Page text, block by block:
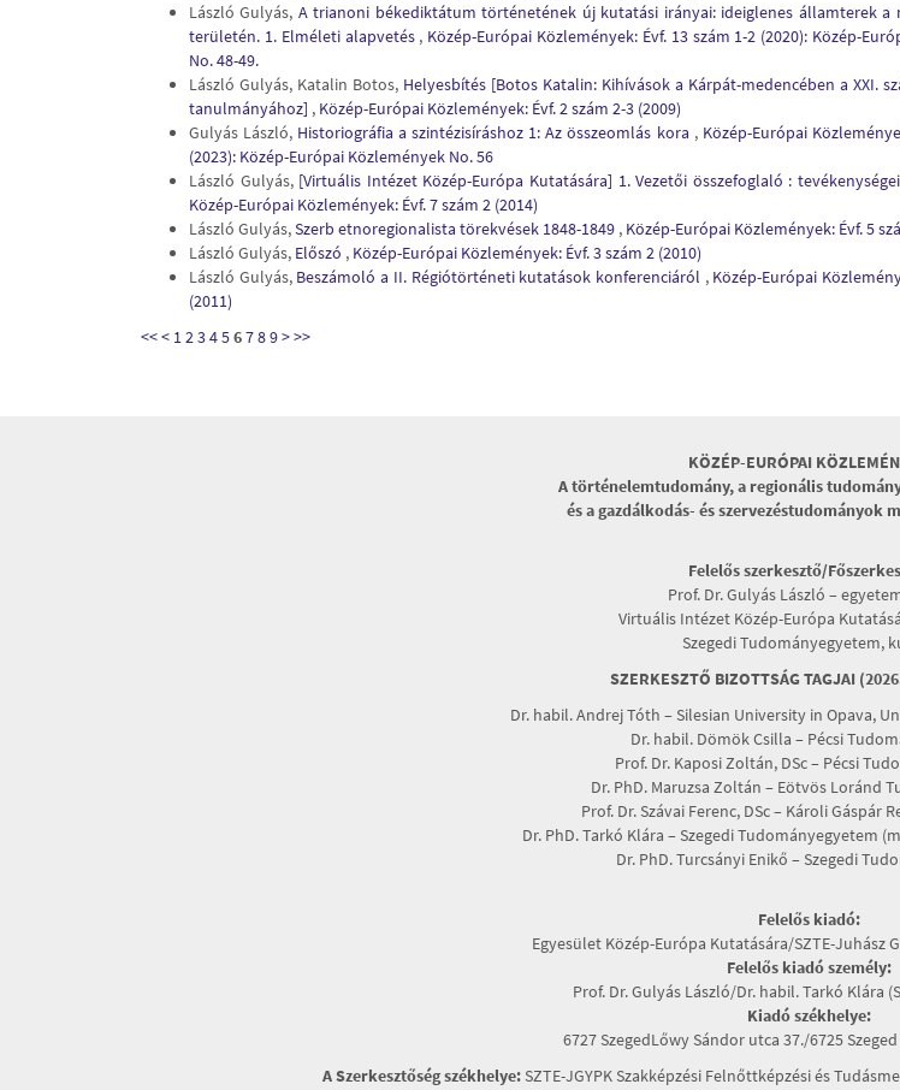
László Gulyás, A trianoni békediktátum történetének új kutatási irányai: ideiglenes államterek a
területén. 1. Elméleti alapvetés , Közép-Európai Közlemények: Évf. 13 szám 1-2 (2020): Közép-
No. 48-49.
László Gulyás, Katalin Botos, Helyesbítés [Botos Katalin: Kihívások a Kárpát-medencében a XXI.
tanulmányához] , Közép-Európai Közlemények: Évf. 2 szám 2-3 (2009)
Gulyás László, Historiográfia a szintézisíráshoz 1: Az összeomlás kora , Közép-Európai
(2023): Közép-Európai Közlemények No. 56
László Gulyás, [Virtuális Intézet Közép-Európa Kutatására] 1. Vezetői összefoglaló :
Közép-Európai Közlemények: Évf. 7 szám 2 (2014)
László Gulyás,Szerb etnoregionalista törekvések 1848-1849 , Közép-Európai Közlemények: Évf. 5
László Gulyás, Előszó , Közép-Európai Közlemények: Évf. 3 szám 2 (2010)
László Gulyás, Beszámoló a II. Régiótörténeti kutatások konferenciáról , Közép-Európai
(2011)
<<< 123456789>>>
KÖZÉP-EURÓPAI
A történelemtudomány, a regionális
és a gazdálkodás- és szervezéstudományok
Felelős szerkesztő/
Prof. Dr. Gulyás László –
Virtuális Intézet Közép-Európa
Szegedi Tudományegyetem,
SZERKESZTŐ BIZOTTSÁG TAGJAI
Dr. habil. Andrej Tóth – Silesian University in Opava,
Dr. habil. Dömök Csilla – Pécsi
Prof. Dr. Kaposi Zoltán, DSc – Pécsi
Dr. PhD. Maruzsa Zoltán – Eötvös Loránd
Prof. Dr. Szávai Ferenc, DSc – Károli Gáspár
Dr. PhD. Tarkó Klára – Szegedi Tudományegyetem
Dr. PhD. Turcsányi Enikő – Szegedi
Felelős kiadó:
Egyesület Közép-Európa Kutatására/SZTE-Juhász
Felelős kiadó személy:
Prof. Dr. Gulyás László/Dr. habil. Tarkó Klára
Kiadó székhelye:
6727 SzegedLőwy Sándor utca 37./6725
A Szerkesztőség székhelye:SZTE-JGYPK Szakképzési Felnőttképzési és